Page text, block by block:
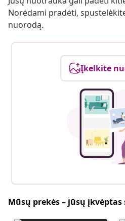
Norėdami pradėti,
nuorodą.
Įkelkite
Mūsų prekės – jūsų